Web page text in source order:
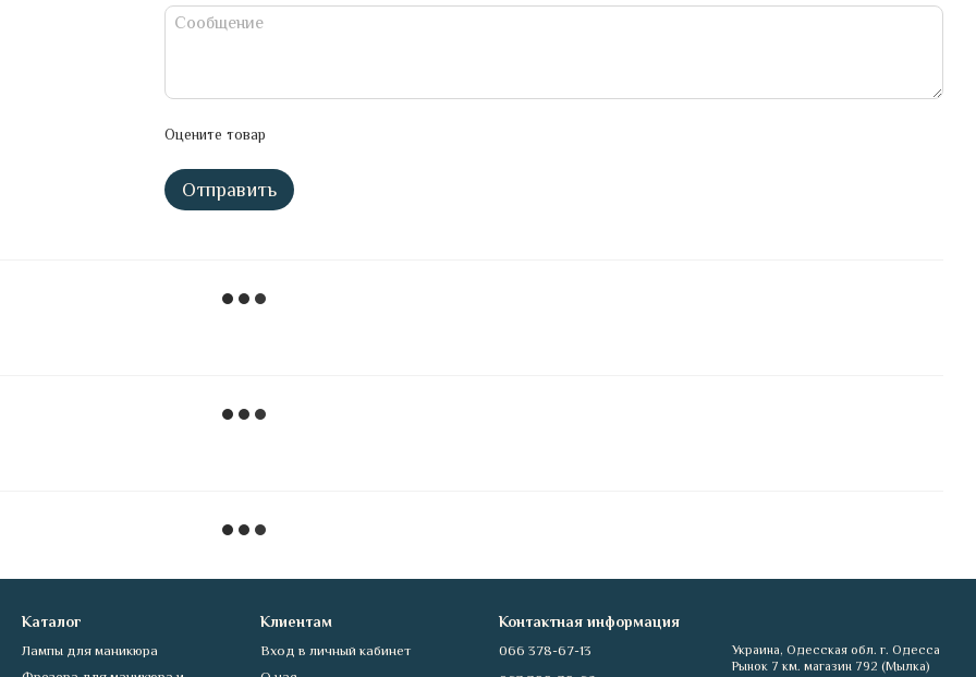
Оцените товар
Отправить
Каталог
Лампы для маникюра
Клиентам
Вход в личный кабинет
Контактная информация
066 378-67-13
Украина, Одесская обл. г. Одесса
Рынок 7 км. магазин 792 (Мылка)